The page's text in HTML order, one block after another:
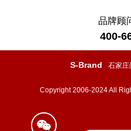
有没有案例资料
项目启动之前您
怎样保证项目进
品牌顾
400-
S-Brand 石家庄
Copyright 2006-2024 All